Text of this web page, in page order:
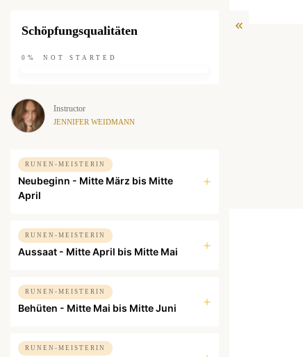
Schöpfungsqualitäten
0% NOT STARTED
Instructor
JENNIFER WEIDMANN
RUNEN-MEISTERIN
Neubeginn - Mitte März bis Mitte
April
RUNEN-MEISTERIN
Aussaat - Mitte April bis Mitte Mai
RUNEN-MEISTERIN
Behüten - Mitte Mai bis Mitte Juni
RUNEN-MEISTERIN